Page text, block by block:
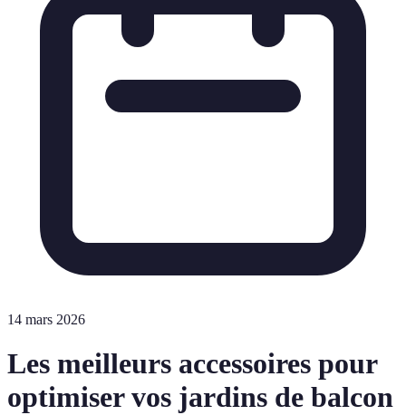
14 mars 2026
Les meilleurs accessoires pour
optimiser vos jardins de balcon